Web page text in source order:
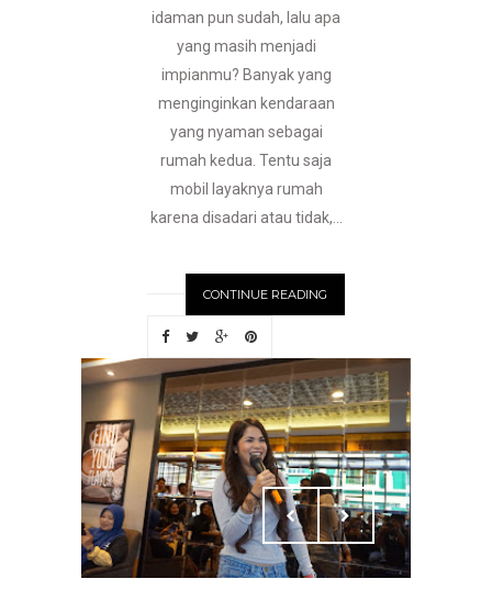
idaman pun sudah, lalu apa
yang masih menjadi
impianmu? Banyak yang
menginginkan kendaraan
yang nyaman sebagai
rumah kedua. Tentu saja
mobil layaknya rumah
karena disadari atau tidak,...
CONTINUE READING